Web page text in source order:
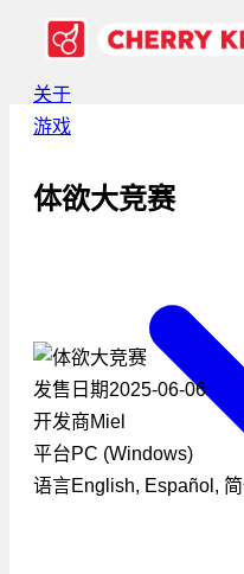
关于
游戏
体欲大竞赛
发售日期2025-06-06
开发商Miel
平台PC (Windows)
语言English, Español,